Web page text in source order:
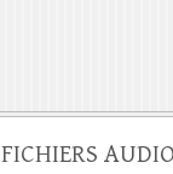
FICHIERS AUDIO